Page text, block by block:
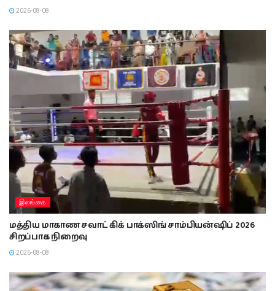
2026-08-08
இலங்கை
மத்திய மாகாண சவாட் கிக் பாக்ஸிங் சாம்பியன்ஷிப் 2026
சிறப்பாக நிறைவு
2026-08-08